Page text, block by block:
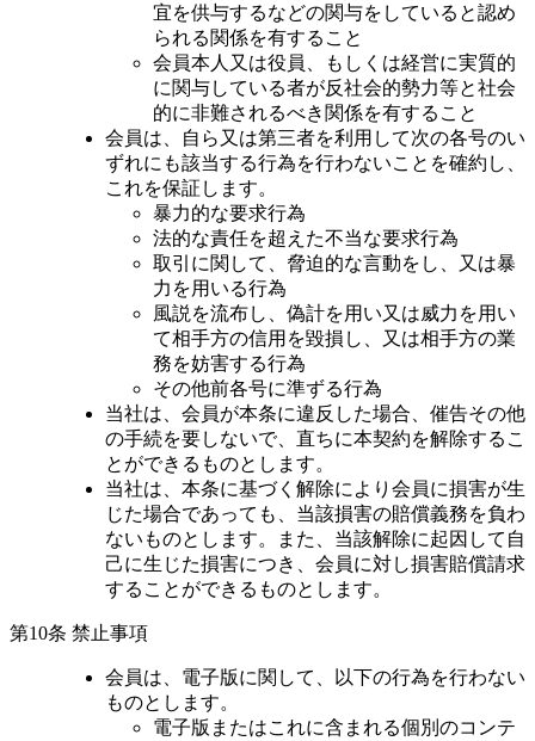
宜を供与するなどの関与をしていると認め
られる関係を有すること
会員本人又は役員、もしくは経営に実質的
に関与している者が反社会的勢力等と社会
的に非難されるべき関係を有すること
会員は、自ら又は第三者を利用して次の各号のい
ずれにも該当する行為を行わないことを確約し、
これを保証します。
暴力的な要求行為
法的な責任を超えた不当な要求行為
取引に関して、脅迫的な言動をし、又は暴
力を用いる行為
風説を流布し、偽計を用い又は威力を用い
て相手方の信用を毀損し、又は相手方の業
務を妨害する行為
その他前各号に準ずる行為
当社は、会員が本条に違反した場合、催告その他
の手続を要しないで、直ちに本契約を解除するこ
とができるものとします。
当社は、本条に基づく解除により会員に損害が生
じた場合であっても、当該損害の賠償義務を負わ
ないものとします。また、当該解除に起因して自
己に生じた損害につき、会員に対し損害賠償請求
することができるものとします。
第10条 禁止事項
会員は、電子版に関して、以下の行為を行わない
ものとします。
電子版またはこれに含まれる個別のコンテ